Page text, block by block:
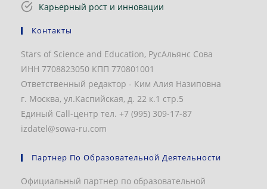
Карьерный рост и инновации
Контакты
Stars of Science and Education, РусАльянс Сова
ИНН 7708823050 КПП 770801001
Ответственный редактор - Ким Алия Назиповна
г. Москва, ул.Каспийская, д. 22 к.1 стр.5
Единый Call-центр тел. +7 (995) 309-17-87
izdatel@sowa-ru.com
Партнер По Образовательной Деятельности
Официальный партнер по образовательной